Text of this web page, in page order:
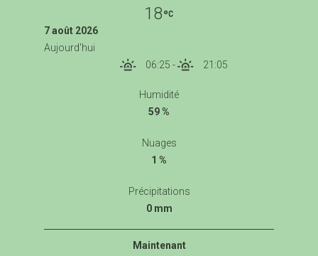
18
7 août 2026
Aujourd'hui
06:25 - 21:05
Humidité
59 %
Nuages
1 %
Précipitations
0 mm
Maintenant